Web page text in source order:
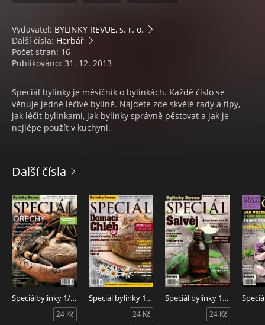
Vydavatel: BYLINKY REVUE, s. r. o.
Další čísla: Herbář
Počet stran: 16
Publikováno: 31. 12. 2013
Speciál bylinky je měsíčník o bylinkách. Každé číslo se
věnuje jedné léčivé bylině. Najdete zde skvělé rady a tipy,
jak léčit bylinkami, jak bylinky správně pěstovat a jak je
nejlépe použít v kuchyni.
Další čísla
Speciálbylinky 1/14 ořechy
24 Kč
Speciál bylinky 11/13 domácí chléb
24 Kč
Speciál bylinky 10/13 šalvěj
24 Kč